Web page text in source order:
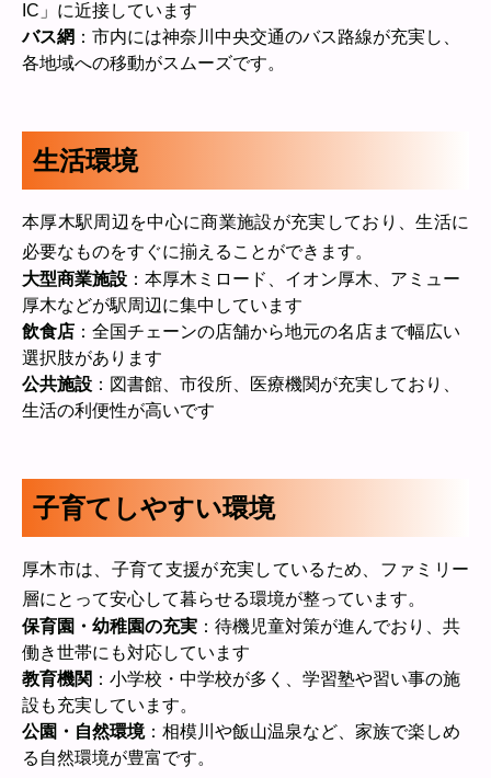
IC」に近接しています
バス網 ：市内には神奈川中央交通のバス路線が充実し、
各地域への移動がスムーズです。
生活環境
本厚木駅周辺を中心に商業施設が充実しており、生活に
必要なものをすぐに揃えることができます。
大型商業施設 ：本厚木ミロード、イオン厚木、アミュー
厚木などが駅周辺に集中しています
飲食店 ：全国チェーンの店舗から地元の名店まで幅広い
選択肢があります
公共施設 ：図書館、市役所、医療機関が充実しており、
生活の利便性が高いです
子育てしやすい環境
厚木市は、子育て支援が充実しているため、ファミリー
層にとって安心して暮らせる環境が整っています。
保育園・幼稚園の充実 ：待機児童対策が進んでおり、共
働き世帯にも対応しています
教育機関 ：小学校・中学校が多く、学習塾や習い事の施
設も充実しています。
公園・自然環境：相模川や飯山温泉など、家族で楽しめ
る自然環境が豊富です。